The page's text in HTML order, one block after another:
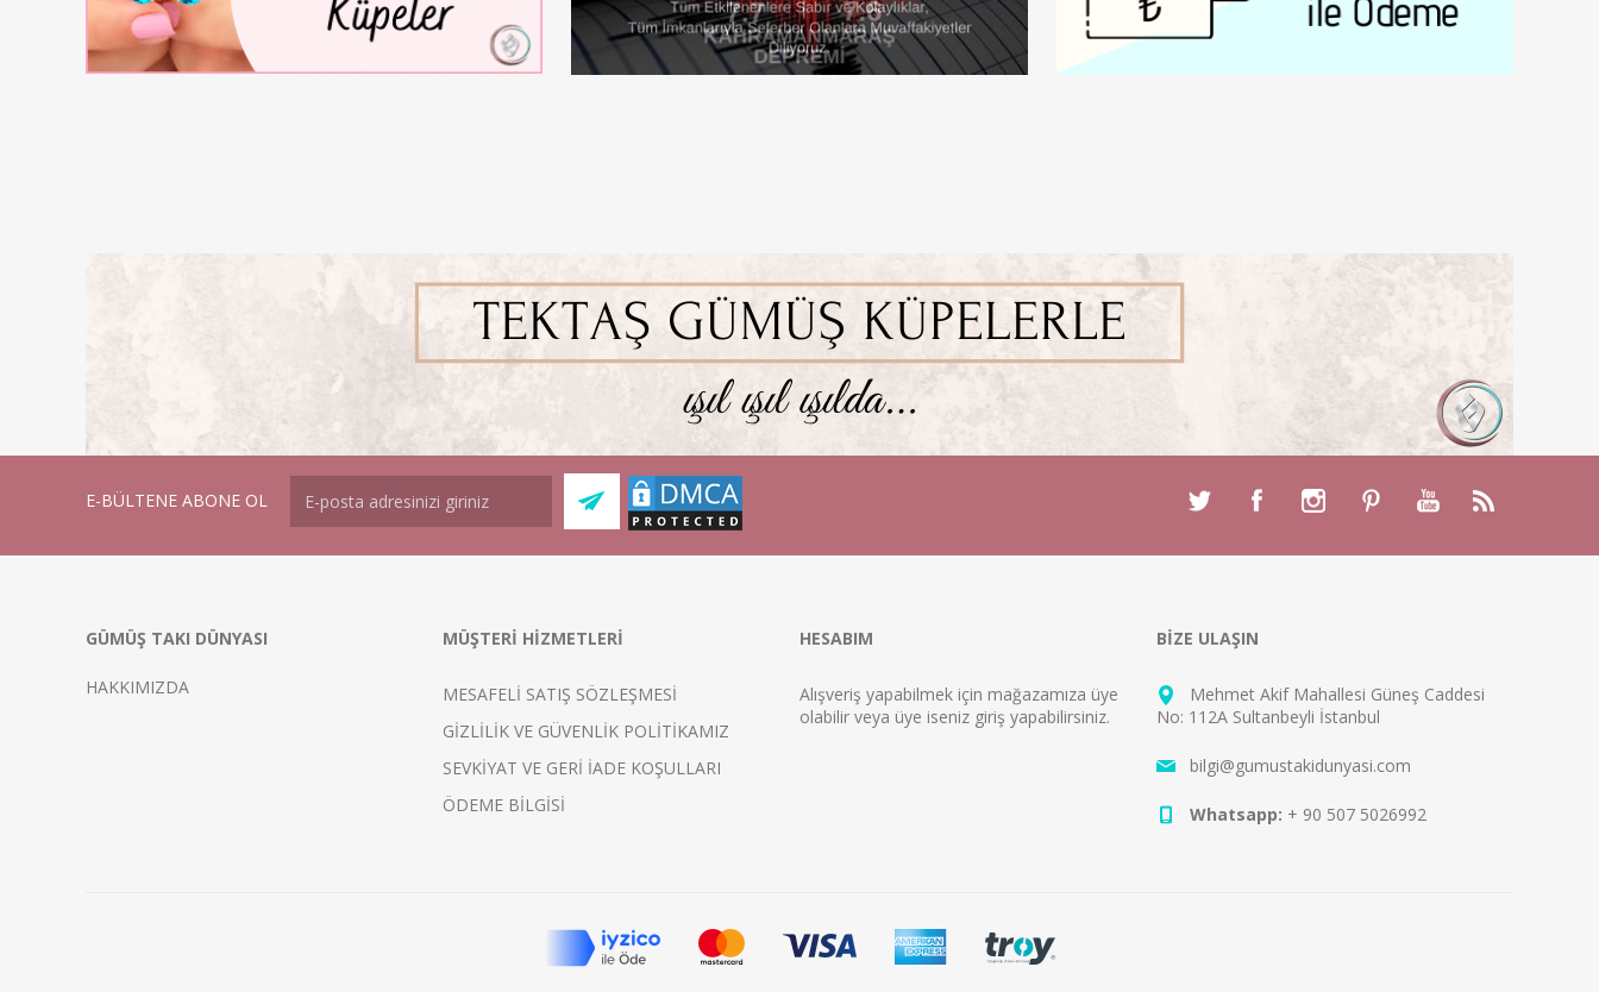
E-BÜLTENE ABONE OL
GÜMÜŞ TAKI DÜNYASI
HAKKIMIZDA
MÜŞTERİ HİZMETLERİ
MESAFELİ SATIŞ SÖZLEŞMESİ
GİZLİLİK VE GÜVENLİK POLİTİKAMIZ
SEVKİYAT VE GERİ İADE KOŞULLARI
ÖDEME BİLGİSİ
HESABIM
Alışveriş yapabilmek için mağazamıza üye
olabilir veya üye iseniz giriş yapabilirsiniz.
BİZE ULAŞIN
Mehmet Akif Mahallesi Güneş Caddesi
No: 112A Sultanbeyli İstanbul
bilgi@gumustakidunyasi.com
Whatsapp: + 90 507 5026992